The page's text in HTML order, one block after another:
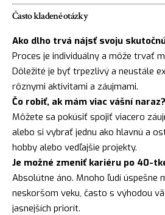
Často kladené otázky
Ako dlho trvá nájsť svoju
Proces je individuálny a môže trvať
Dôležité je byť trpezlivý a neustále
rôznymi aktivitami a záujmami.
Čo robiť, ak mám viac vášní naraz?
Môžete sa pokúsiť spojiť viacero
alebo si vybrať jednu ako hlavnú a
hobby alebo vedľajšie projekty.
Je možné zmeniť kariéru po 40-
Absolútne áno. Mnoho ľudí úspešne
neskoršom veku, často s výhodou
jasnejších priorít.